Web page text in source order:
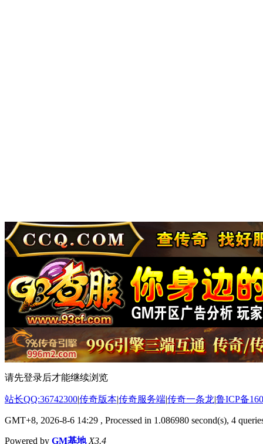
请先登录后才能继续浏览
站长QQ:36742300|传奇版本|传奇服务端|传奇一条龙|鲁ICP备
GMT+8, 2026-8-6 14:29 , Processed in 1.086980 second(s), 4
Powered by GM基地 X3.4